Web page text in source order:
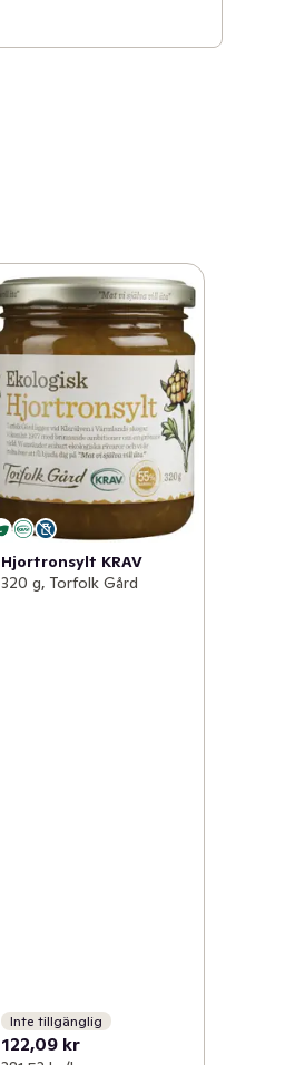
Hjortronsylt KRAV
320 g, Torfolk Gård
Inte tillgänglig
122,09 kr